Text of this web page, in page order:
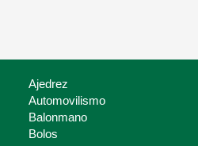
Ajedrez
Automovilismo
Balonmano
Bolos